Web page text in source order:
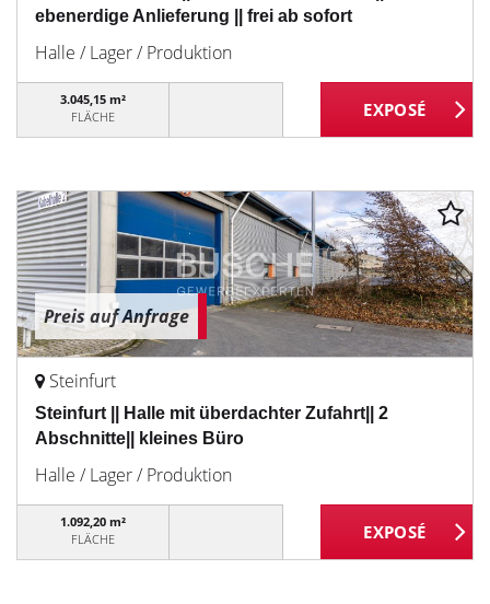
ebenerdige Anlieferung || frei ab sofort
Halle / Lager / Produktion
3.045,15 m²
FLÄCHE
Preis auf Anfrage
Steinfurt
Steinfurt || Halle mit überdachter Zufahrt|| 2
Abschnitte|| kleines Büro
Halle / Lager / Produktion
1.092,20 m²
FLÄCHE